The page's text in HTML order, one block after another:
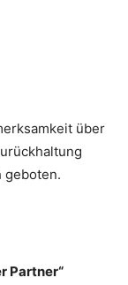
über
geboten.
Partner“